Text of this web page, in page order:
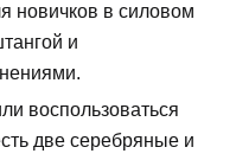
новичков в силовом
и
воспользоваться
две серебряные и